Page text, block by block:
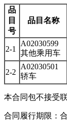
品
目
号
品目名称
2-1
A02030599
其他乘用车
2-2
A02030501
轿车
本合同包不接受
合同履行期限：